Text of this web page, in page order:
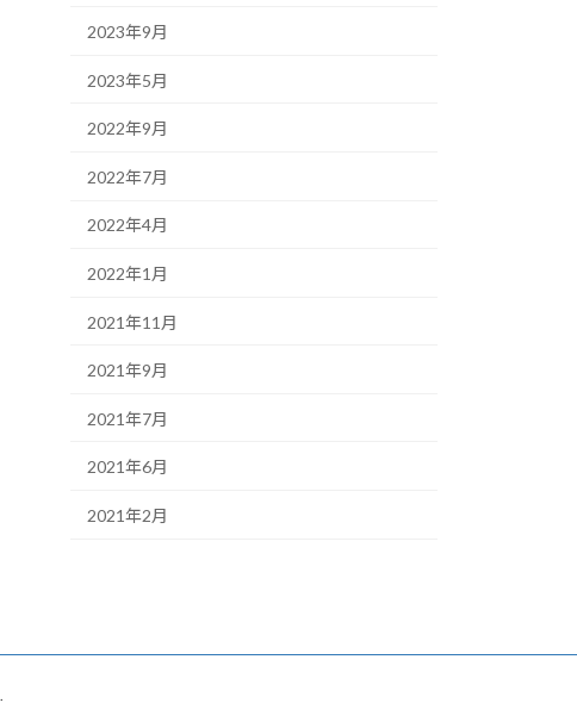
2023年9月
2023年5月
2022年9月
2022年7月
2022年4月
2022年1月
2021年11月
2021年9月
2021年7月
2021年6月
2021年2月